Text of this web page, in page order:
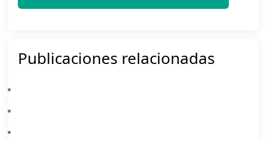
Publicaciones relacionadas